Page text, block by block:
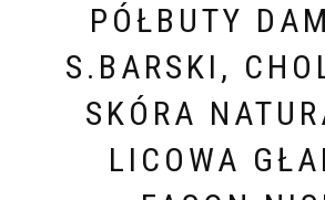
PÓŁBUTY
S.BARSKI,
SKÓRA
LICOWA